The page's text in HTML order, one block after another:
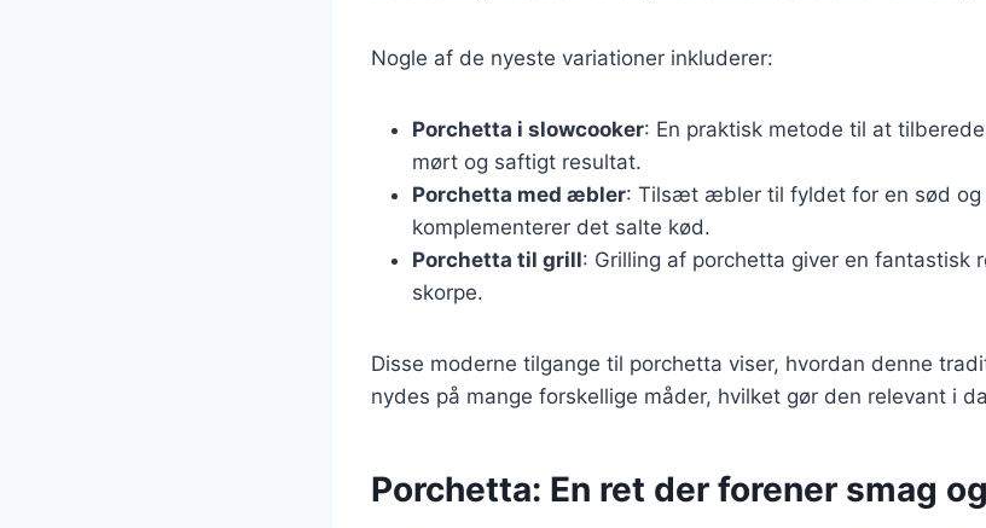
Nogle af de nyeste variationer inkluderer:
Porchetta i slowcooker: En praktisk metode til at
mørt og saftigt resultat.
Porchetta med æbler: Tilsæt æbler til fyldet for en sød og
komplementerer det salte kød.
Porchetta til grill: Grilling af porchetta giver en fantastisk
skorpe.
Disse moderne tilgange til porchetta viser, hvordan denne
nydes på mange forskellige måder, hvilket gør den relevant i
Porchetta: En ret der forener smag